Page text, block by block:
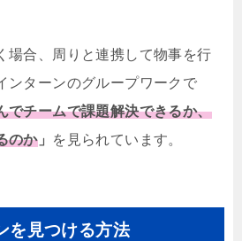
場合、周りと連携して物事を行
ンターンのグループワークで
でチームで課題解決できるか、
のか」 を見られています。
を見つける方法